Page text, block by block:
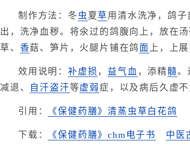
制作方法：冬 虫 夏 草 用清水洗净，鸽
出，洗净血秽。将氽过的鸽腹向上，放在
草、 香菇、笋片，火腿片铺在鸽 面 上，上展
效用说明： 补虚损 ， 益气血 ，添精髓。
减退、
自汗盗汗等虚弱症，以及病后久虚不
引用： 《保健药膳》清蒸虫草白花鸽
下载： 《保健药膳》chm电子书 中医